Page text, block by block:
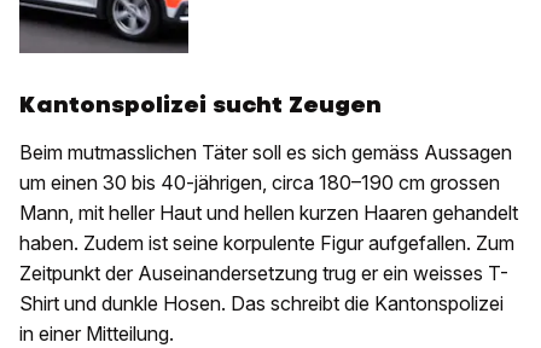
Kantonspolizei sucht Zeugen
Beim mutmasslichen Täter soll es sich gemäss Aussagen
um einen 30 bis 40-jährigen, circa 180–190 cm grossen
Mann, mit heller Haut und hellen kurzen Haaren gehandelt
haben. Zudem ist seine korpulente Figur aufgefallen. Zum
Zeitpunkt der Auseinandersetzung trug er ein weisses T-
Shirt und dunkle Hosen. Das schreibt die Kantonspolizei
in einer Mitteilung.